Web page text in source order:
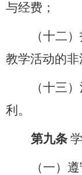
与经费；
（十二
教学活动的非
（十三
利。
第九条
（一）